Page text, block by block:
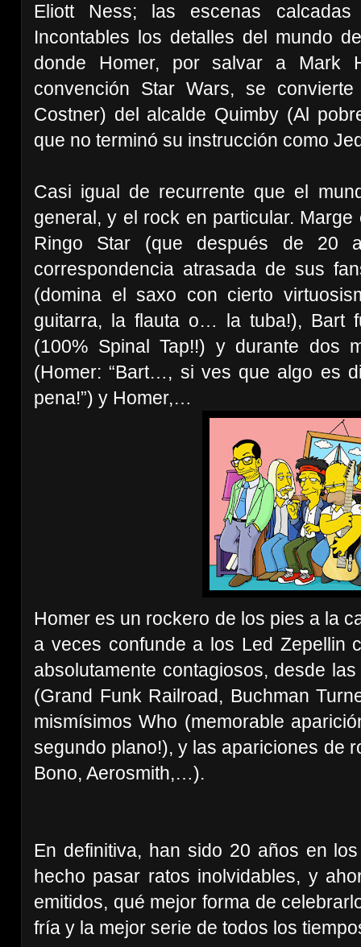
Eliott Ness; las escenas
Incontables los detalles del mundo
donde Homer, por salvar a Mark
convención Star Wars, se
Costner) del alcalde Quimby (Al
que no terminó su instrucción como
Casi igual de recurrente que el
general, y el rock en particular.
Ringo Star (que después de 20
correspondencia atrasada de sus
(domina el saxo con cierto
guitarra, la flauta o… la tuba!), Bart
(100% Spinal Tap!!) y durante dos
(Homer: “Bart…, si ves que algo es
pena!”) y Homer,…
Homer es un rockero de los pies a la
a veces confunde a los Led Zepellin
absolutamente contagiosos, desde
(Grand Funk Railroad, Buchman
mismísimos Who (memorable
segundo plano!), y las apariciones de
Bono, Aerosmith,…).
En definitiva, han sido 20 años en
hecho pasar ratos inolvidables, y
emitidos, qué mejor forma de
fría y la mejor serie de todos los